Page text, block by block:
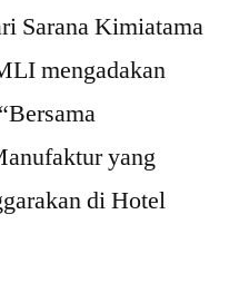
Sarana Kimiatama
mengadakan
yang
di Hotel